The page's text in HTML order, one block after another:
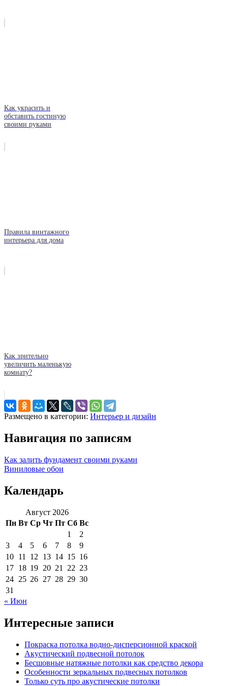
Как украсить и
обставить гостиную
своими руками
Правила винтажного
интерьера для дома
Как зрительно
увеличить маленькую
комнату?
Размещено в категории: Интерьер и дизайн
Навигация по записям
Как залить фундамент своими руками
Виниловые обои
Календарь
Август 2026
Пн Вт Ср Чт Пт Сб Вс
1
2
3
4 5 6 7 8
9
10 11 12 13 14 15 16
17 18 19 20 21 22 23
24 25 26 27 28 29 30
31
« Июн
Интересные записи
Покраска потолка водно-дисперсионной краской
Акустический подвесной потолок
Бесшовные натяжные потолки как средство декора
Особенности зеркальных подвесных потолков
Только суть про акустические потолки